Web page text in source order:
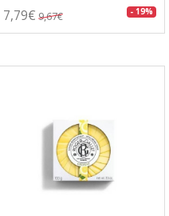
7,79€ 9,67€ - 19%